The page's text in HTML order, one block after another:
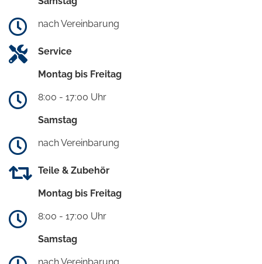
nach Vereinbarung
Service
Montag bis Freitag
8:00 - 17:00 Uhr
Samstag
nach Vereinbarung
Teile & Zubehör
Montag bis Freitag
8:00 - 17:00 Uhr
Samstag